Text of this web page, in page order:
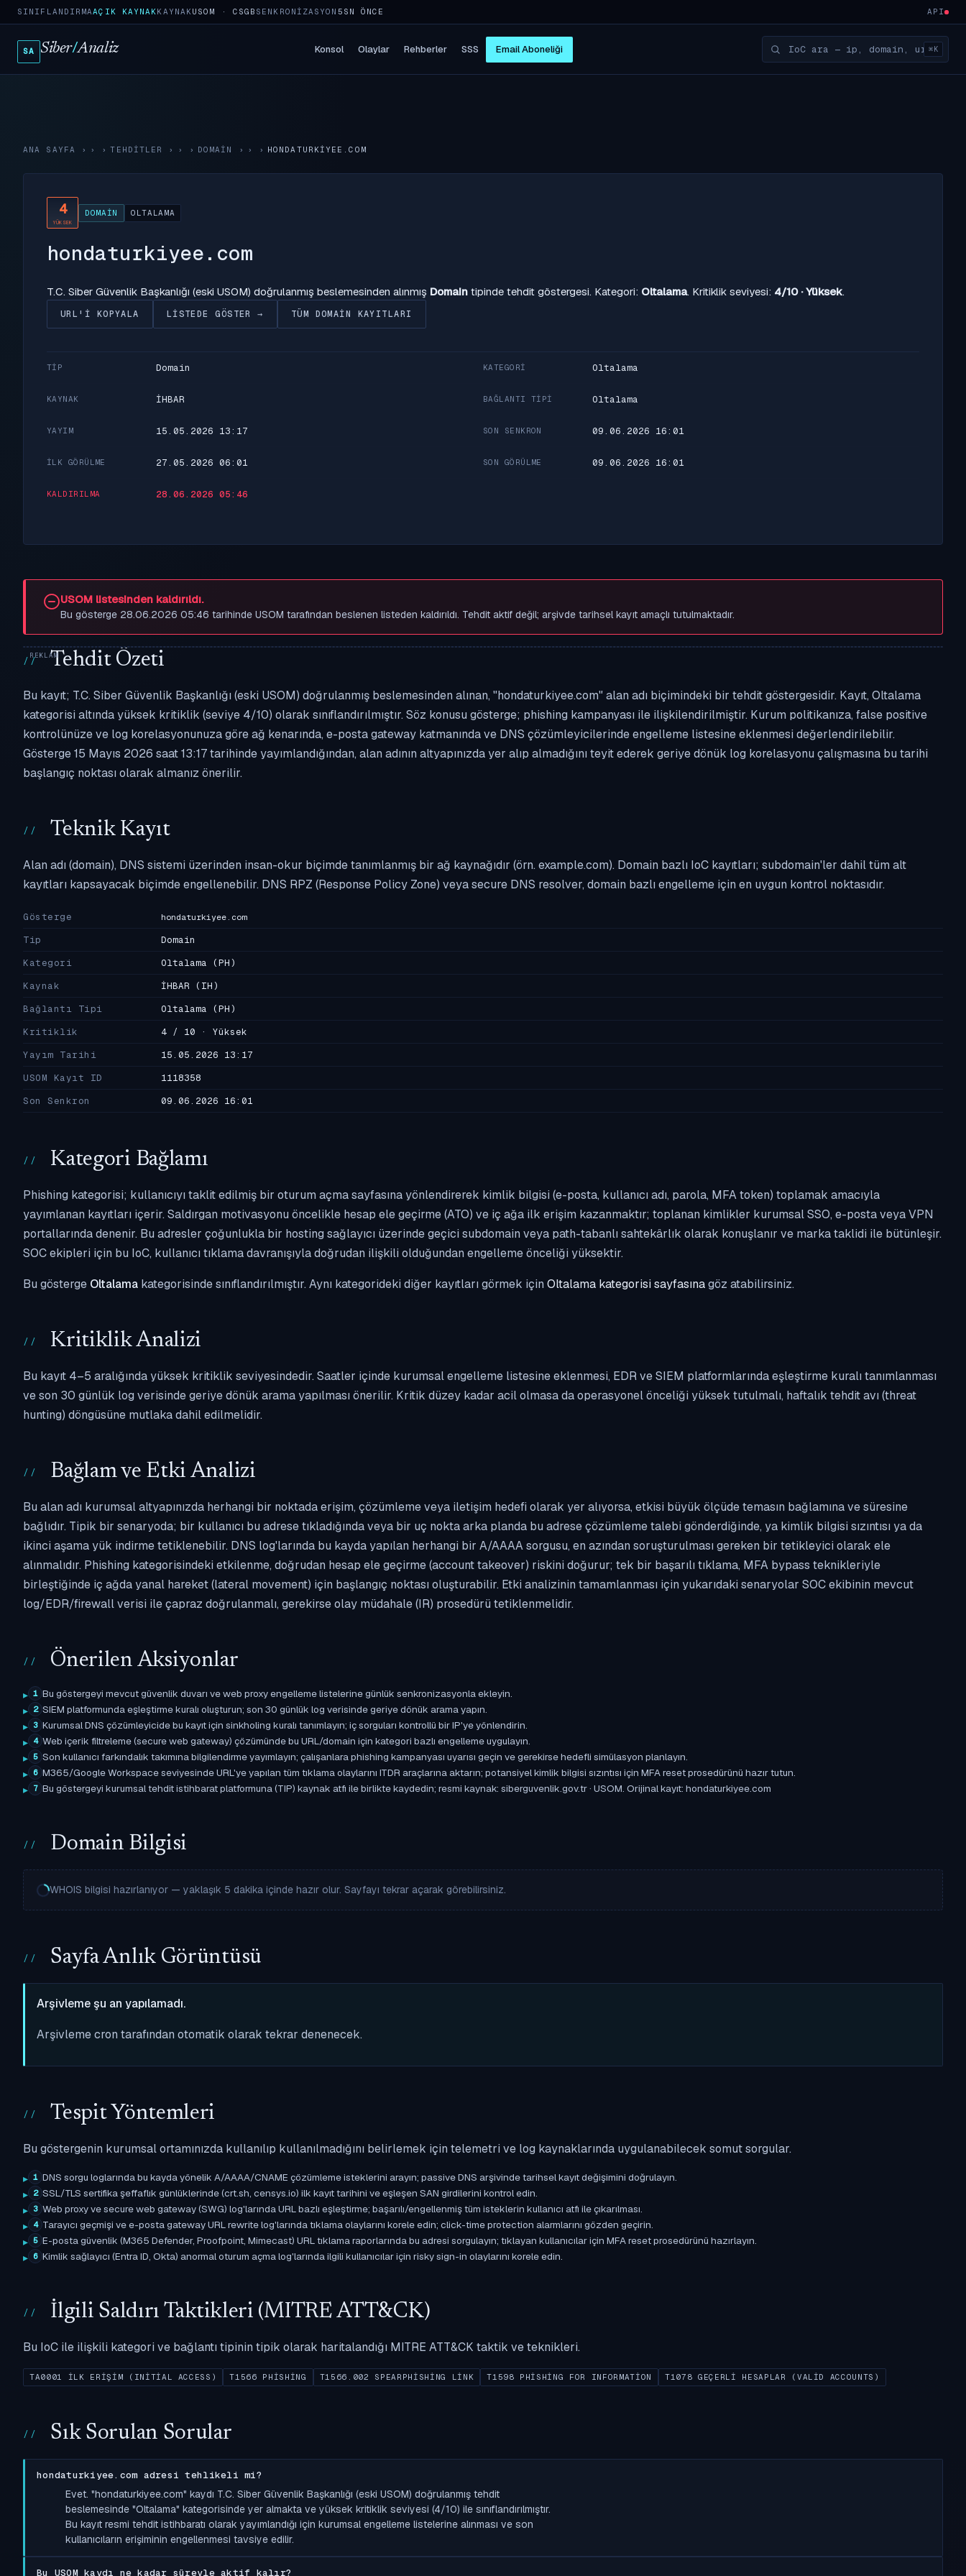
SINIFLANDIRMAAÇIK KAYNAKKAYNAKUSOM · CSGB SENKRONIZASYON 5SN ÖNCE API
SA Siber/Analiz Konsol Olaylar Rehberler SSS Email Aboneliği ⌘K
ANA SAYFA › TEHDITLER › DOMAIN › HONDATURKIYEE.COM
4
YÜKSEK
DOMAIN OLTALAMA
hondaturkiyee.com
T.C. Siber Güvenlik Başkanlığı (eski USOM) doğrulanmış beslemesinden alınmış Domain tipinde tehdit göstergesi. Kategori: Oltalama. Kritiklik seviyesi: 4/10 · Yüksek.
URL'I KOPYALA LISTEDE GÖSTER → TÜM DOMAIN KAYITLARI
TIP Domain KATEGORI Oltalama
KAYNAK İHBAR BAĞLANTI TIPI Oltalama
YAYIM 15.05.2026 13:17 SON SENKRON 09.06.2026 16:01
İLK GÖRÜLME 27.05.2026 06:01 SON GÖRÜLME 09.06.2026 16:01
KALDIRILMA 28.06.2026 05:46
USOM listesinden kaldırıldı.
Bu gösterge 28.06.2026 05:46 tarihinde USOM tarafından beslenen listeden kaldırıldı. Tehdit aktif değil; arşivde tarihsel kayıt amaçlı tutulmaktadır.
Tehdit Özeti
Bu kayıt; T.C. Siber Güvenlik Başkanlığı (eski USOM) doğrulanmış beslemesinden alınan, "hondaturkiyee.com" alan adı biçimindeki bir tehdit göstergesidir. Kayıt, Oltalama
kategorisi altında yüksek kritiklik (seviye 4/10) olarak sınıflandırılmıştır. Söz konusu gösterge; phishing kampanyası ile ilişkilendirilmiştir. Kurum politikanıza, false positive
kontrolünüze ve log korelasyonunuza göre ağ kenarında, e-posta gateway katmanında ve DNS çözümleyicilerinde engelleme listesine eklenmesi değerlendirilebilir.
Gösterge 15 Mayıs 2026 saat 13:17 tarihinde yayımlandığından, alan adının altyapınızda yer alıp almadığını teyit ederek geriye dönük log korelasyonu çalışmasına bu tarihi
başlangıç noktası olarak almanız önerilir.
Teknik Kayıt
Alan adı (domain), DNS sistemi üzerinden insan-okur biçimde tanımlanmış bir ağ kaynağıdır (örn. example.com). Domain bazlı IoC kayıtları; subdomain'ler dahil tüm alt
kayıtları kapsayacak biçimde engellenebilir. DNS RPZ (Response Policy Zone) veya secure DNS resolver, domain bazlı engelleme için en uygun kontrol noktasıdır.
Gösterge hondaturkiyee.com
Tip
Domain
Kategori
Oltalama (PH)
Kaynak
İHBAR (IH)
Bağlantı Tipi
Oltalama (PH)
Kritiklik
4 / 10 · Yüksek
Yayım Tarihi
15.05.2026 13:17
USOM Kayıt ID
1118358
Son Senkron
09.06.2026 16:01
Kategori Bağlamı
Phishing kategorisi; kullanıcıyı taklit edilmiş bir oturum açma sayfasına yönlendirerek kimlik bilgisi (e-posta, kullanıcı adı, parola, MFA token) toplamak amacıyla
yayımlanan kayıtları içerir. Saldırgan motivasyonu öncelikle hesap ele geçirme (ATO) ve iç ağa ilk erişim kazanmaktır; toplanan kimlikler kurumsal SSO, e-posta veya VPN
portallarında denenir. Bu adresler çoğunlukla bir hosting sağlayıcı üzerinde geçici subdomain veya path-tabanlı sahtekârlık olarak konuşlanır ve marka taklidi ile bütünleşir.
SOC ekipleri için bu IoC, kullanıcı tıklama davranışıyla doğrudan ilişkili olduğundan engelleme önceliği yüksektir.
Bu gösterge Oltalama kategorisinde sınıflandırılmıştır. Aynı kategorideki diğer kayıtları görmek için Oltalama kategorisi sayfasınagöz atabilirsiniz.
Kritiklik Analizi
Bu kayıt 4–5 aralığında yüksek kritiklik seviyesindedir. Saatler içinde kurumsal engelleme listesine eklenmesi, EDR ve SIEM platformlarında eşleştirme kuralı tanımlanması
ve son 30 günlük log verisinde geriye dönük arama yapılması önerilir. Kritik düzey kadar acil olmasa da operasyonel önceliği yüksek tutulmalı, haftalık tehdit avı (threat
hunting) döngüsüne mutlaka dahil edilmelidir.
Bağlam ve Etki Analizi
Bu alan adı kurumsal altyapınızda herhangi bir noktada erişim, çözümleme veya iletişim hedefi olarak yer alıyorsa, etkisi büyük ölçüde temasın bağlamına ve süresine
bağlıdır. Tipik bir senaryoda; bir kullanıcı bu adrese tıkladığında veya bir uç nokta arka planda bu adrese çözümleme talebi gönderdiğinde, ya kimlik bilgisi sızıntısı ya da
ikinci aşama yük indirme tetiklenebilir. DNS log'larında bu kayda yapılan herhangi bir A/AAAA sorgusu, en azından soruşturulması gereken bir tetikleyici olarak ele
alınmalıdır. Phishing kategorisindeki etkilenme, doğrudan hesap ele geçirme (account takeover) riskini doğurur; tek bir başarılı tıklama, MFA bypass teknikleriyle
birleştiğinde iç ağda yanal hareket (lateral movement) için başlangıç noktası oluşturabilir. Etki analizinin tamamlanması için yukarıdaki senaryolar SOC ekibinin mevcut
log/EDR/firewall verisi ile çapraz doğrulanmalı, gerekirse olay müdahale (IR) prosedürü tetiklenmelidir.
Önerilen Aksiyonlar
1 Bu göstergeyi mevcut güvenlik duvarı ve web proxy engelleme listelerine günlük senkronizasyonla ekleyin.
2 SIEM platformunda eşleştirme kuralı oluşturun; son 30 günlük log verisinde geriye dönük arama yapın.
3 Kurumsal DNS çözümleyicide bu kayıt için sinkholing kuralı tanımlayın; iç sorguları kontrollü bir IP'ye yönlendirin.
4 Web içerik filtreleme (secure web gateway) çözümünde bu URL/domain için kategori bazlı engelleme uygulayın.
5 Son kullanıcı farkındalık takımına bilgilendirme yayımlayın; çalışanlara phishing kampanyası uyarısı geçin ve gerekirse hedefli simülasyon planlayın.
6 M365/Google Workspace seviyesinde URL'ye yapılan tüm tıklama olaylarını ITDR araçlarına aktarın; potansiyel kimlik bilgisi sızıntısı için MFA reset prosedürünü hazır tutun.
7 Bu göstergeyi kurumsal tehdit istihbarat platformuna (TIP) kaynak atfı ile birlikte kaydedin; resmi kaynak: siberguvenlik.gov.tr · USOM. Orijinal kayıt: hondaturkiyee.com
Domain Bilgisi
WHOIS bilgisi hazırlanıyor — yaklaşık 5 dakika içinde hazır olur. Sayfayı tekrar açarak görebilirsiniz.
Sayfa Anlık Görüntüsü
Arşivleme şu an yapılamadı.
Arşivleme cron tarafından otomatik olarak tekrar denenecek.
Tespit Yöntemleri
Bu göstergenin kurumsal ortamınızda kullanılıp kullanılmadığını belirlemek için telemetri ve log kaynaklarında uygulanabilecek somut sorgular.
1 DNS sorgu loglarında bu kayda yönelik A/AAAA/CNAME çözümleme isteklerini arayın; passive DNS arşivinde tarihsel kayıt değişimini doğrulayın.
2 SSL/TLS sertifika şeffaflık günlüklerinde (crt.sh, censys.io) ilk kayıt tarihini ve eşleşen SAN girdilerini kontrol edin.
3 Web proxy ve secure web gateway (SWG) log'larında URL bazlı eşleştirme; başarılı/engellenmiş tüm isteklerin kullanıcı atfı ile çıkarılması.
4 Tarayıcı geçmişi ve e-posta gateway URL rewrite log'larında tıklama olaylarını korele edin; click-time protection alarmlarını gözden geçirin.
5 E-posta güvenlik (M365 Defender, Proofpoint, Mimecast) URL tıklama raporlarında bu adresi sorgulayın; tıklayan kullanıcılar için MFA reset prosedürünü hazırlayın.
6 Kimlik sağlayıcı (Entra ID, Okta) anormal oturum açma log'larında ilgili kullanıcılar için risky sign-in olaylarını korele edin.
İlgili Saldırı Taktikleri (MITRE ATT&CK)
Bu IoC ile ilişkili kategori ve bağlantı tipinin tipik olarak haritalandığı MITRE ATT&CK taktik ve teknikleri.
TA0001 İLK ERIŞIM (INITIAL ACCESS) T1566 PHISHING T1566.002 SPEARPHISHING LINK T1598 PHISHING FOR INFORMATION T1078 GEÇERLI HESAPLAR (VALID ACCOUNTS)
Sık Sorulan Sorular
hondaturkiyee.com adresi tehlikeli mi?
Evet. "hondaturkiyee.com" kaydı T.C. Siber Güvenlik Başkanlığı (eski USOM) doğrulanmış tehdit
beslemesinde "Oltalama" kategorisinde yer almakta ve yüksek kritiklik seviyesi (4/10) ile sınıflandırılmıştır.
Bu kayıt resmi tehdit istihbaratı olarak yayımlandığı için kurumsal engelleme listelerine alınması ve son
kullanıcıların erişiminin engellenmesi tavsiye edilir.
Bu USOM kaydı ne kadar süreyle aktif kalır?